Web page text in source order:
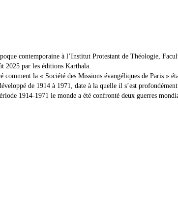
contemporaine à l’Institut Protestant de Théologie,
2025 par les éditions Karthala.
la « Société des Missions évangéliques de Paris »
de 1914 à 1971, date à la quelle il s’est
1914-1971 le monde a été confronté deux guerres